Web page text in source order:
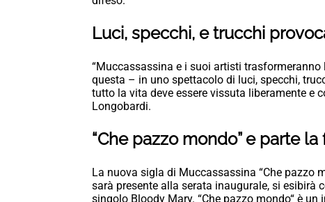
Luci, specchi, e trucchi
“Muccassassina e i suoi artisti
questa – in uno spettacolo di luci, specchi,
tutto la vita deve essere vissuta liberamente e
Longobardi.
“Che pazzo mondo” e parte la
La nuova sigla di Muccassassina “Che pazzo
sarà presente alla serata inaugurale, si esibirà
singolo Bloody Mary. “Che pazzo mondo“ è